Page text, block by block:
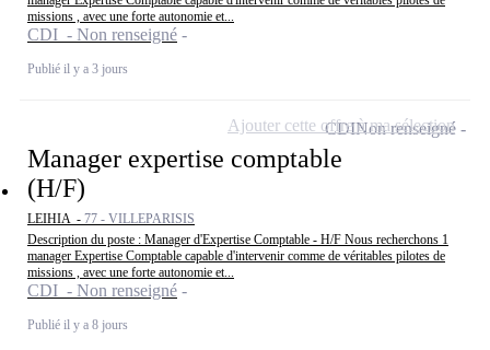
missions , avec une forte autonomie et...
CDI - Non renseigné
Publié il y a 3 jours
Manager expertise comptable
(H/F)
LEIHIA - 77 - VILLEPARISIS
Description du poste : Manager d'Expertise Comptable - H/F Nous recherchons 1
manager Expertise Comptable capable d'intervenir comme de véritables pilotes de
missions , avec une forte autonomie et...
CDI - Non renseigné
Publié il y a 8 jours
CDINon renseigné
Ajouter cette offre à ma sélection